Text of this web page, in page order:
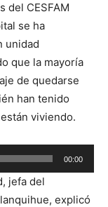
del CESFAM
se ha
unidad
que la mayoría
de quedarse
han tenido
viviendo.
00:00
jefa del
explicó